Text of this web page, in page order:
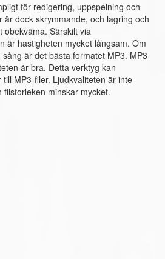
för redigering, uppspelning och
är dock skrymmande, och lagring och
obekväma. Särskilt via
är hastigheten mycket långsam. Om
är det bästa formatet MP3. MP3
är bra. Detta verktyg kan
till MP3-filer. Ljudkvaliteten är inte
filstorleken minskar mycket.